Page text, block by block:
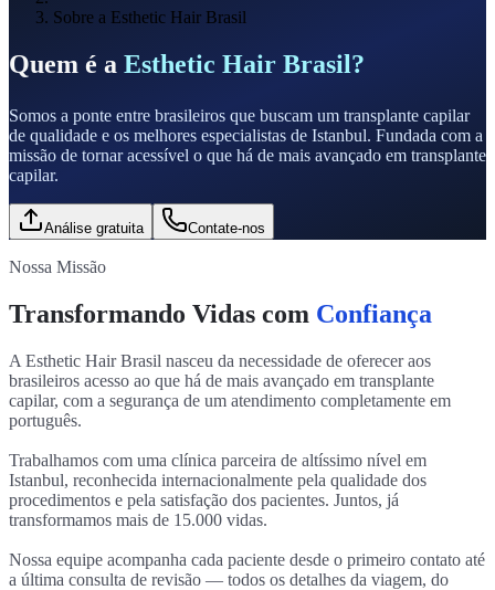
Sobre a Esthetic Hair Brasil
Quem é a Esthetic Hair Brasil?
Somos a ponte entre brasileiros que buscam um transplante capilar
de qualidade e os melhores especialistas de Istanbul. Fundada com a
missão de tornar acessível o que há de mais avançado em transplante
capilar.
Análise gratuita Contate-nos
Nossa Missão
Transformando Vidas com Confiança
A Esthetic Hair Brasil nasceu da necessidade de oferecer aos
brasileiros acesso ao que há de mais avançado em transplante
capilar, com a segurança de um atendimento completamente em
português.
Trabalhamos com uma clínica parceira de altíssimo nível em
Istanbul, reconhecida internacionalmente pela qualidade dos
procedimentos e pela satisfação dos pacientes. Juntos, já
transformamos mais de 15.000 vidas.
Nossa equipe acompanha cada paciente desde o primeiro contato até
a última consulta de revisão — todos os detalhes da viagem, do